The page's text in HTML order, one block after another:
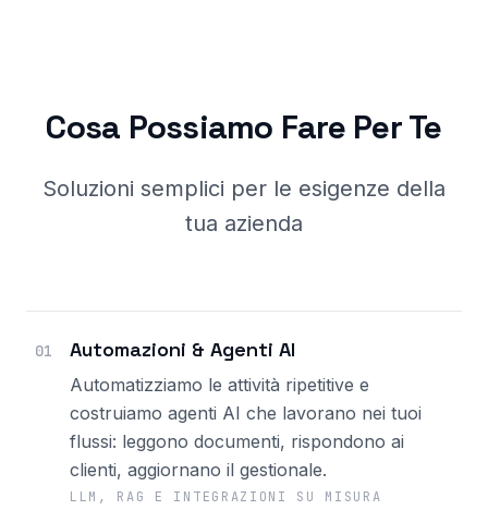
Cosa Possiamo Fare Per Te
Soluzioni semplici per le esigenze della
tua azienda
01 Automazioni & Agenti AI
Automatizziamo le attività ripetitive e
costruiamo agenti AI che lavorano nei tuoi
flussi: leggono documenti, rispondono ai
clienti, aggiornano il gestionale.
LLM, RAG E INTEGRAZIONI SU MISURA